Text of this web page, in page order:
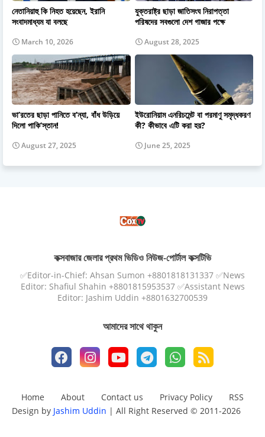
নেতানিয়াহু কি নিহত হয়েছেন, ইরানি
সংবাদমাধ্যম যা বলছে
March 10, 2026
যুক্তরাষ্ট্র ছাড়া জাতিসংঘ নিরাপত্তা
পরিষদের সবগুলো দেশ গাজার পক্ষে
August 28, 2025
ভা’রতের ছাড়া পানিতে ব’ন্যা, বাঁধ উড়িয়ে
দিলো পাকি’স্তান!
August 27, 2025
ইউরোনিয়াম এনরিচমেন্ট বা পরমাণু সমৃদ্ধকরণ
কী? কীভাবে এটি করা হয়?
June 25, 2025
কক্সবাজার জেলার প্রথম ভিডিও নিউজ-পোর্টাল কক্সটিভি
✅Editor-in-Chief: Ahsan Sumon +8801818131337 ✅News
Editor: Shafiul Shahin +8801815953537 ✅Assistant News
Editor: Jashim Uddin +8801632700539
আমাদের সাথে থাকুন
Home About Contact us Privacy Policy
RSS
Design by Jashim Uddin | All Right Reserved © 2011-2026